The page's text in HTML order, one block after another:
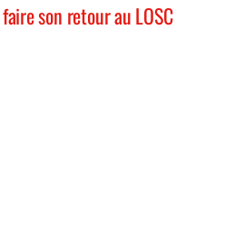
son retour au LOSC